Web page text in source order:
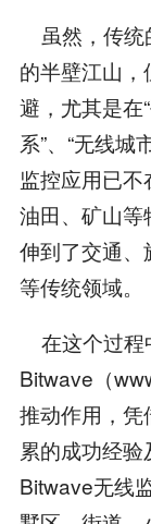
虽然，传统
的半壁江山
避，尤其是在
系”、“无线城
监控应用已不
油田、矿山等
伸到了交通、
等传统领域。
在这个过程
Bitwave（
推动作用，凭
累的成功经验
Bitwave无线